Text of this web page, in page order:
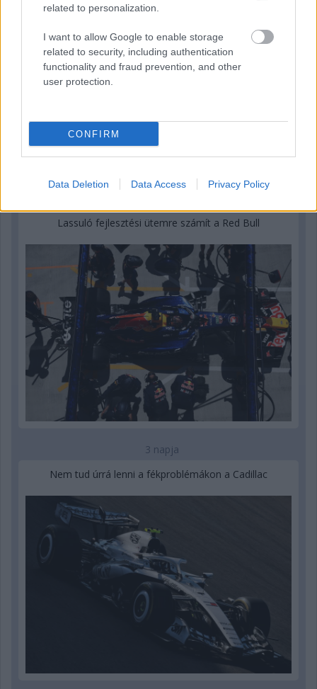
related to personalization.
I want to allow Google to enable storage
related to security, including authentication
functionality and fraud prevention, and other
user protection.
CONFIRM
Data Deletion Data Access Privacy Policy
Lassuló fejlesztési ütemre számít a Red Bull
3 napja
Nem tud úrrá lenni a fékproblémákon a Cadillac